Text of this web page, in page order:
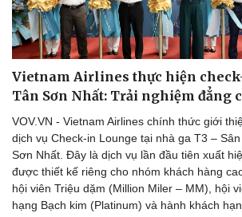
Vietnam Airlines thực hiện
Tân Sơn Nhất: Trải nghiệm đẳng
VOV.VN - Vietnam Airlines chính thức giới
dịch vụ Check-in Lounge tại nhà ga T3 –
Sơn Nhất. Đây là dịch vụ lần đầu tiên xuất
được thiết kế riêng cho nhóm khách hàng
hội viên Triệu dặm (Million Miler – MM), hội
hạng Bạch kim (Platinum) và hành khách